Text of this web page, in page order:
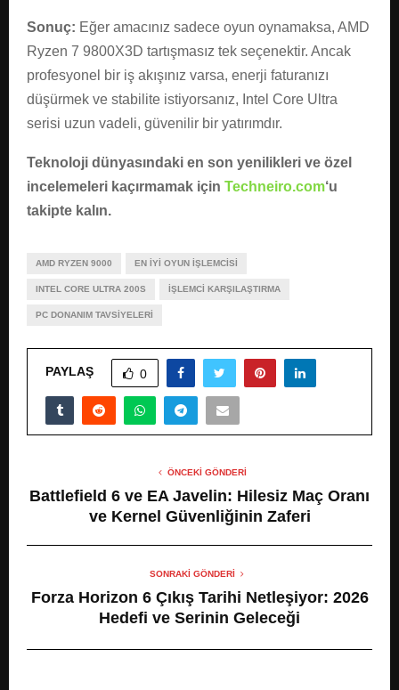
Sonuç: Eğer amacınız sadece oyun oynamaksa, AMD
Ryzen 7 9800X3D tartışmasız tek seçenektir. Ancak
profesyonel bir iş akışınız varsa, enerji faturanızı
düşürmek ve stabilite istiyorsanız, Intel Core Ultra
serisi uzun vadeli, güvenilir bir yatırımdır.
Teknoloji dünyasındaki en son yenilikleri ve özel
incelemeleri kaçırmamak için Techneiro.com‘u
takipte kalın.
AMD RYZEN 9000 EN İYI OYUN İŞLEMCISI
INTEL CORE ULTRA 200S İŞLEMCI KARŞILAŞTIRMA
PC DONANIM TAVSIYELERI
PAYLAŞ 0
ÖNCEKI GÖNDERI
Battlefield 6 ve EA Javelin: Hilesiz Maç Oranı
ve Kernel Güvenliğinin Zaferi
SONRAKI GÖNDERI
Forza Horizon 6 Çıkış Tarihi Netleşiyor: 2026
Hedefi ve Serinin Geleceği